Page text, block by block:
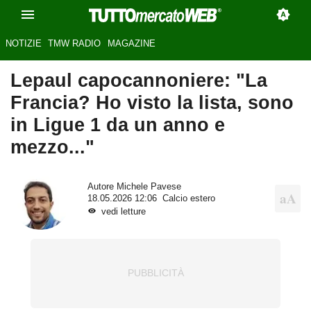
NOTIZIE TMW RADIO MAGAZINE
Lepaul capocannoniere: "La
Francia? Ho visto la lista, sono
in Ligue 1 da un anno e
mezzo..."
Autore Michele Pavese
18.05.2026 12:06
Calcio estero
vedi letture